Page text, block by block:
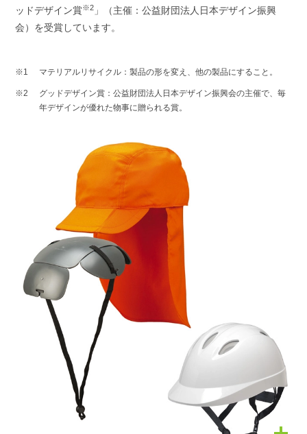
ッドデザイン賞※2 」（主催：公益財団法人日本デザイン振興
会）を受賞しています。
マテリアルリサイクル：製品の形を変え、他の製品にすること。
グッドデザイン賞：公益財団法人日本デザイン振興会の主催で、毎
年デザインが優れた物事に贈られる賞。